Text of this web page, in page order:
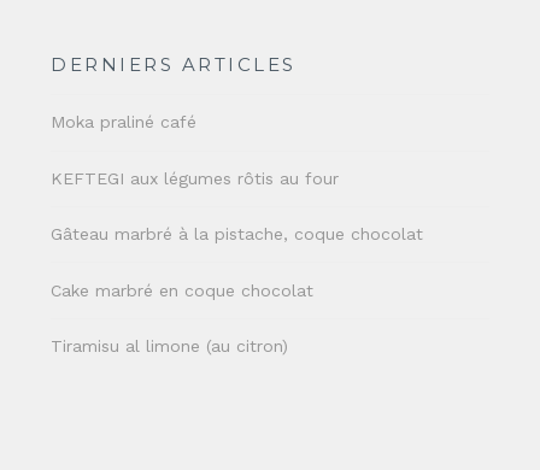
DERNIERS ARTICLES
Moka praliné café
KEFTEGI aux légumes rôtis au four
Gâteau marbré à la pistache, coque chocolat
Cake marbré en coque chocolat
Tiramisu al limone (au citron)